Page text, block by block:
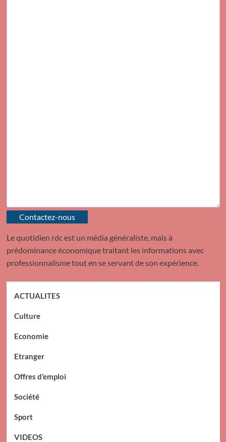
Contactez-nous
Le quotidien rdc est un média généraliste, mais à
prédominance économique traitant les informations avec
professionnalisme tout en se servant de son expérience.
ACTUALITES
Culture
Economie
Etranger
Offres d’emploi
Société
Sport
VIDEOS